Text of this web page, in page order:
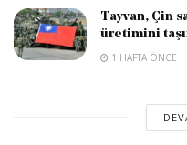
Tayvan, Çin
üretimini
1 HAFTA ÖNCE